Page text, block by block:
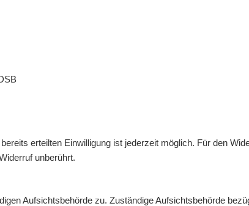
erteilten Einwilligung ist jederzeit möglich. Für den
unberührt.
Aufsichtsbehörde zu. Zuständige Aufsichtsbehörde